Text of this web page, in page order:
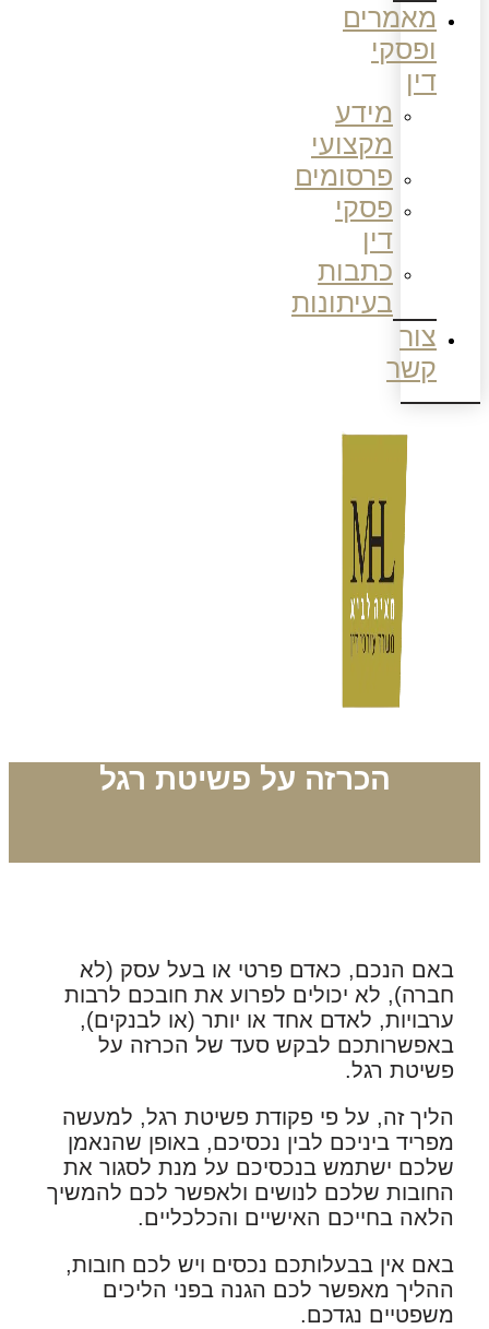
מאמרים
ופסקי
דין
מידע
מקצועי
פרסומים
פסקי
דין
כתבות
בעיתונות
צור
קשר
הכרזה על פשיטת רגל
באם הנכם, כאדם פרטי או בעל עסק (לא
חברה), לא יכולים לפרוע את חובכם לרבות
ערבויות, לאדם אחד או יותר (או לבנקים),
באפשרותכם לבקש סעד של הכרזה על
פשיטת רגל.
הליך זה, על פי פקודת פשיטת רגל, למעשה
מפריד ביניכם לבין נכסיכם, באופן שהנאמן
שלכם ישתמש בנכסיכם על מנת לסגור את
החובות שלכם לנושים ולאפשר לכם להמשיך
הלאה בחייכם האישיים והכלכליים.
באם אין בבעלותכם נכסים ויש לכם חובות,
ההליך מאפשר לכם הגנה בפני הליכים
משפטיים נגדכם.